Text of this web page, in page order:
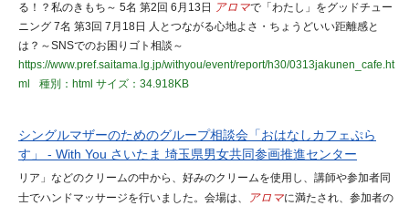
る！？私のきもち～ 5名 第2回 6月13日
アロマで「わたし」をグッドチュー
ニング 7名 第3回 7月18日 人とつながる心地よさ・ちょうどいい距離感と
は？～SNSでのお困りゴト相談～
https://www.pref.saitama.lg.jp/withyou/event/report/h30/0313jakunen_cafe.ht
ml
種別：html サイズ：34.918KB
シングルマザーのためのグループ相談会「おはなしカフェぷら
す」 - With You さいたま 埼玉県男女共同参画推進センター
リア」などのクリームの中から、好みのクリームを使用し、講師や参加者同
士でハンドマッサージを行いました。会場は、
アロマに満たされ、参加者の